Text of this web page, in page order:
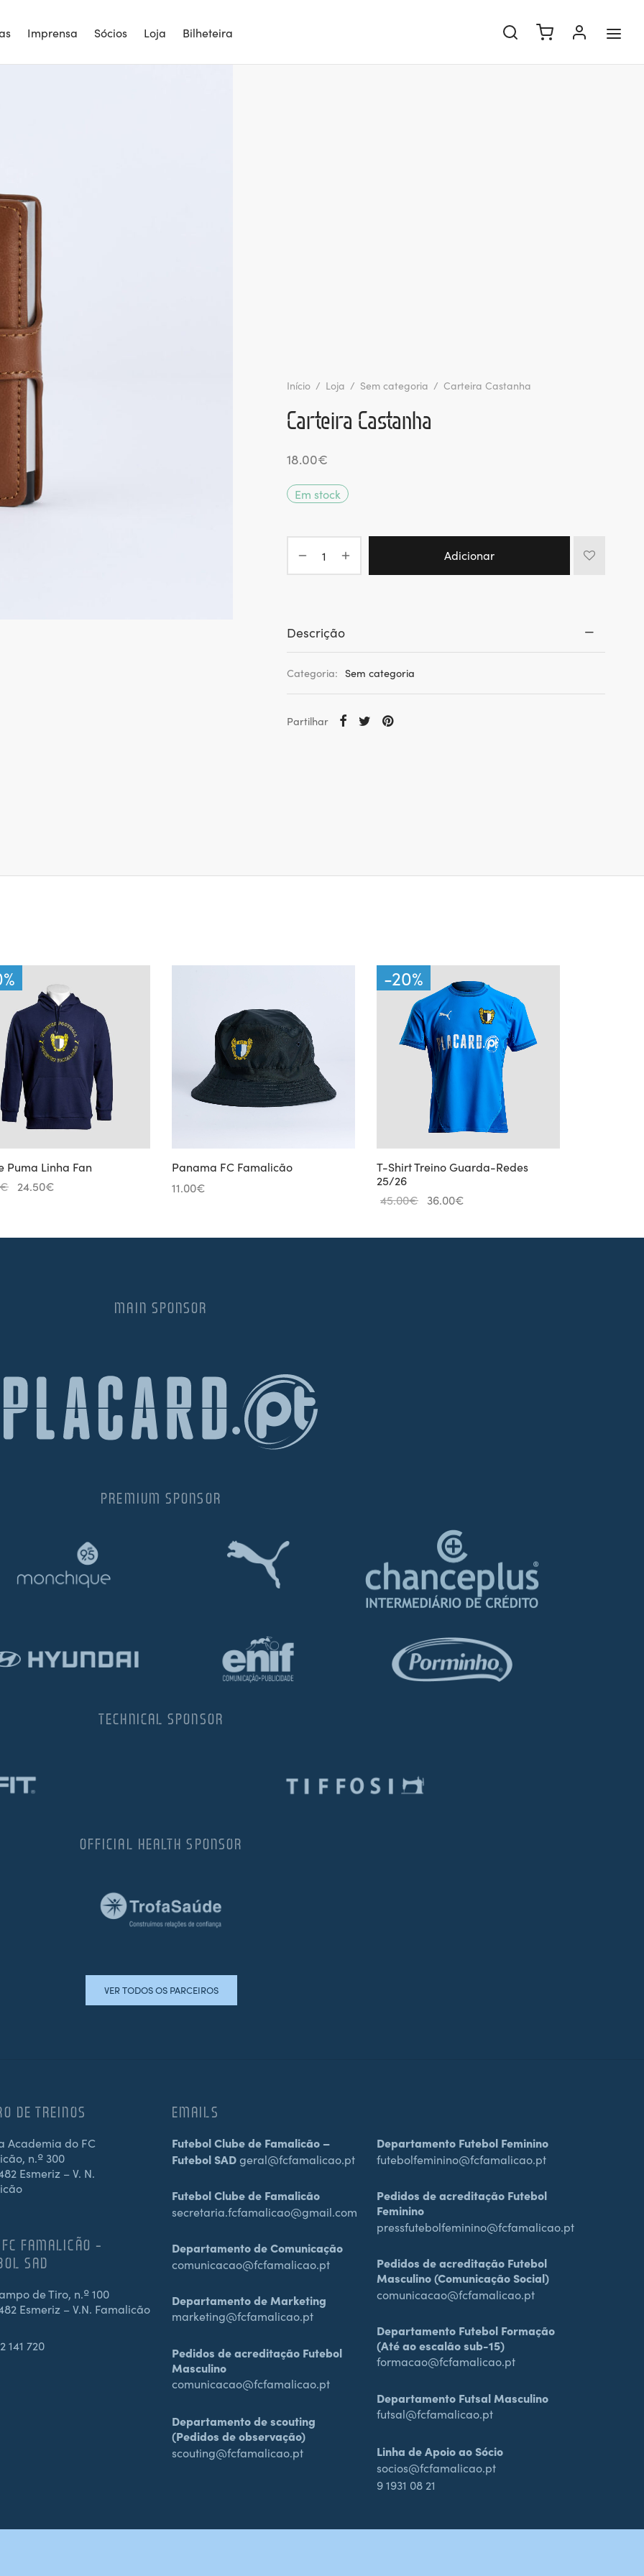
Imprensa Sócios Loja Bilheteira
Início / Loja / Sem categoria / Carteira Castanha
Carteira Castanha
18.00€
Em stock
Adicionar
Descrição
Categoria: Sem categoria
Partilhar
%
Puma Linha Fan
€ O
era:
24.50€
24.50€.
Panama FC Famalicão
11.00€
-20%
T-Shirt Treino Guarda-Redes
25/26
45.00€ O
original
36.00€
atual é:
MAIN SPONSOR
PREMIUM SPONSOR
TECHNICAL SPONSOR
OFFICIAL HEALTH SPONSOR
VER TODOS OS PARCEIROS
DE TREINOS
Academia do FC
n.º 300
Esmeriz – V. N.
FAMALICÃO –
SAD
de Tiro, n.º 100
Esmeriz – V.N. Famalicão
141 720
EMAILS
Futebol Clube de Famalicão –
Futebol SADgeral@fcfamalicao.pt
Futebol Clube de Famalicão
secretaria.fcfamalicao@gmail.com
Departamento de Comunicação
comunicacao@fcfamalicao.pt
Departamento de Marketing
marketing@fcfamalicao.pt
Pedidos de acreditação Futebol
Masculino
comunicacao@fcfamalicao.pt
Departamento de scouting
(Pedidos de observação)
scouting@fcfamalicao.pt
Departamento Futebol Feminino
futebolfeminino@fcfamalicao.pt
Pedidos de acreditação Futebol
Feminino
pressfutebolfeminino@fcfamalicao.pt
Pedidos de acreditação Futebol
Masculino (Comunicação Social)
comunicacao@fcfamalicao.pt
Departamento Futebol Formação
(Até ao escalão sub-15)
formacao@fcfamalicao.pt
Departamento Futsal Masculino
futsal@fcfamalicao.pt
Linha de Apoio ao Sócio
socios@fcfamalicao.pt
9 1931 08 21